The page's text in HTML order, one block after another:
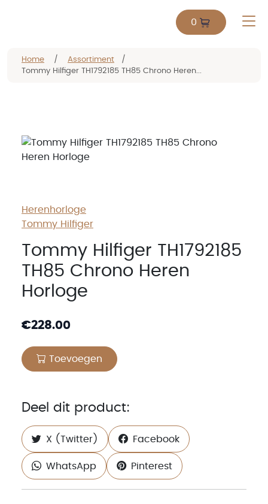
0
Home / Assortiment
/
Tommy Hilfiger TH1792185 TH85 Chrono Heren...
Herenhorloge
Tommy Hilfiger
Tommy Hilfiger TH1792185
TH85 Chrono Heren
Horloge
€228.00
Toevoegen
Deel dit product:
X (Twitter) Facebook
WhatsApp Pinterest